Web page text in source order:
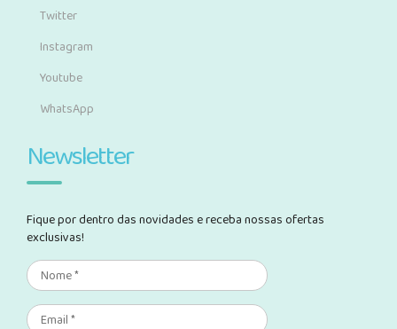
Twitter
Instagram
Youtube
WhatsApp
Newsletter
Fique por dentro das novidades e receba nossas ofertas
exclusivas!